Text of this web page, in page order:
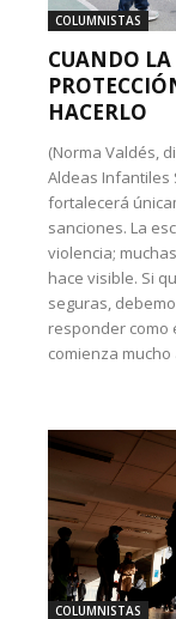
COLUMNISTAS
CUANDO LA
HACERLO
(Norma Valdés,
Aldeas Infantiles
fortalecerá
sanciones. La
violencia;
hace visible. Si
seguras,
responder como
comienza
COLUMNISTAS